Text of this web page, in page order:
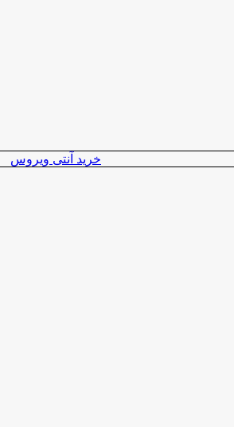
خرید آنتی ویروس